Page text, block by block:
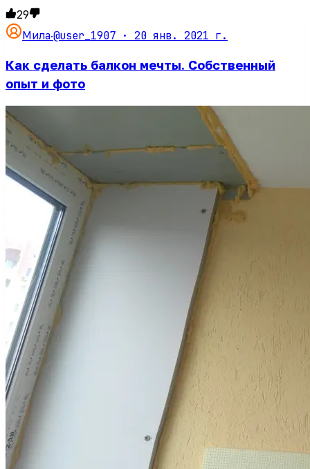
29
Мила·@user_1907 · 20 янв. 2021 г.
Как сделать балкон мечты. Собственный
опыт и фото